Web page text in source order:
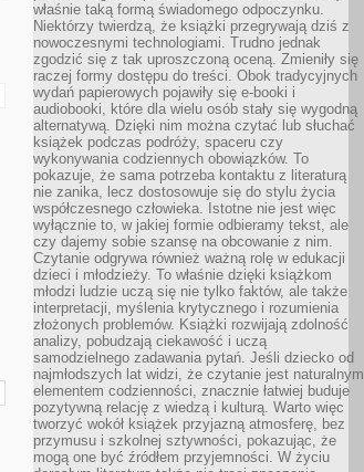
właśnie taką formą świadomego odpoczynku.
Niektórzy twierdzą, że książki przegrywają dziś z
nowoczesnymi technologiami. Trudno jednak
zgodzić się z tak uproszczoną oceną. Zmieniły się
raczej formy dostępu do treści. Obok tradycyjnych
wydań papierowych pojawiły się e-booki i
audiobooki, które dla wielu osób stały się wygodną
alternatywą. Dzięki nim można czytać lub słuchać
książek podczas podróży, spaceru czy
wykonywania codziennych obowiązków. To
pokazuje, że sama potrzeba kontaktu z literaturą
nie zanika, lecz dostosowuje się do stylu życia
współczesnego człowieka. Istotne nie jest więc
wyłącznie to, w jakiej formie odbieramy tekst, ale
czy dajemy sobie szansę na obcowanie z nim.
Czytanie odgrywa również ważną rolę w edukacji
dzieci i młodzieży. To właśnie dzięki książkom
młodzi ludzie uczą się nie tylko faktów, ale także
interpretacji, myślenia krytycznego i rozumienia
złożonych problemów. Książki rozwijają zdolność
analizy, pobudzają ciekawość i uczą
samodzielnego zadawania pytań. Jeśli dziecko od
najmłodszych lat widzi, że czytanie jest naturalnym
elementem codzienności, znacznie łatwiej buduje
pozytywną relację z wiedzą i kulturą. Warto więc
tworzyć wokół książek przyjazną atmosferę, bez
przymusu i szkolnej sztywności, pokazując, że
mogą one być źródłem przyjemności. W życiu